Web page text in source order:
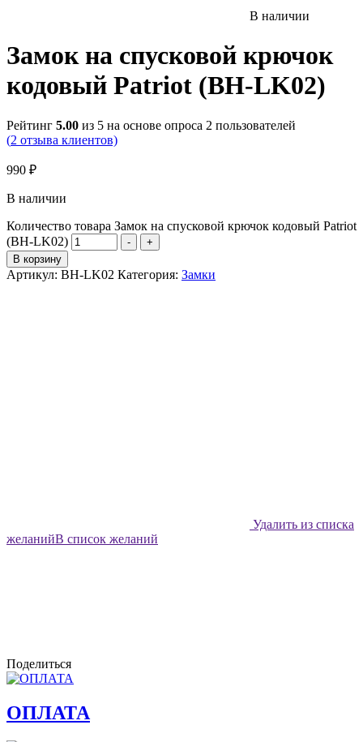
В наличии
Замок на спусковой крючок
кодовый Patriot (BH-LK02)
Рейтинг 5.00 из 5 на основе опроса 2 пользователей
(2 отзыва клиентов)
990 ₽
В наличии
Количество товара Замок на спусковой крючок кодовый Patriot
(BH-LK02)
-
+
В корзину
Артикул: BH-LK02 Категория: Замки
Удалить из списка
желанийВ список желаний
Поделиться
ОПЛАТА